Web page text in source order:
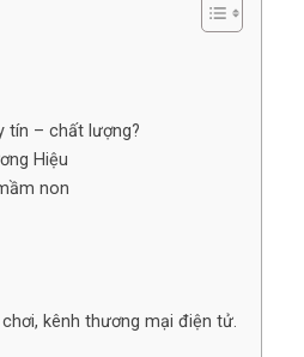
tín – chất lượng?
Hiệu
non
kênh thương mại điện tử.